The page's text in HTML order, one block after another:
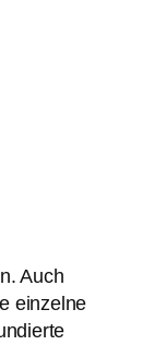
Auch
einzelne